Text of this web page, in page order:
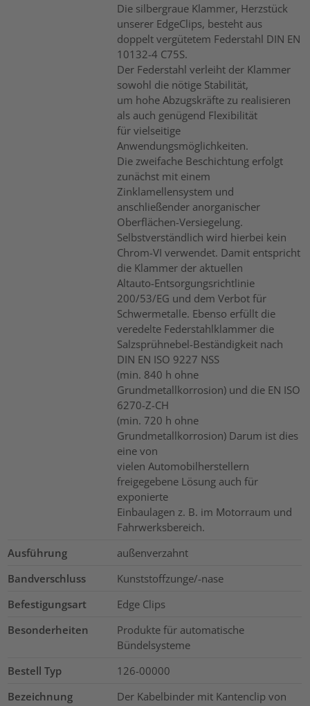
Die silbergraue Klammer, Herzstück
unserer EdgeClips, besteht aus
doppelt vergütetem Federstahl DIN EN
10132-4 C75S.
Der Federstahl verleiht der Klammer
sowohl die nötige Stabilität,
um hohe Abzugskräfte zu realisieren
als auch genügend Flexibilität
für vielseitige
Anwendungsmöglichkeiten.
Die zweifache Beschichtung erfolgt
zunächst mit einem
Zinklamellensystem und
anschließender anorganischer
Oberflächen-Versiegelung.
Selbstverständlich wird hierbei kein
Chrom-VI verwendet. Damit entspricht
die Klammer der aktuellen
Altauto-Entsorgungsrichtlinie
200/53/EG und dem Verbot für
Schwermetalle. Ebenso erfüllt die
veredelte Federstahlklammer die
Salzsprühnebel-Beständigkeit nach
DIN EN ISO 9227 NSS
(min. 840 h ohne
Grundmetallkorrosion) und die EN ISO
6270-Z-CH
(min. 720 h ohne
Grundmetallkorrosion) Darum ist dies
eine von
vielen Automobilherstellern
freigegebene Lösung auch für
exponierte
Einbaulagen z. B. im Motorraum und
Fahrwerksbereich.
Ausführung
außenverzahnt
Bandverschluss
Kunststoffzunge/-nase
Befestigungsart
Edge Clips
Besonderheiten
Produkte für automatische
Bündelsysteme
Bestell Typ
126-00000
Bezeichnung
Der Kabelbinder mit Kantenclip von